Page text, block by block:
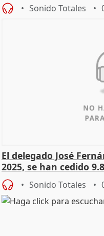
Sonido Totales
El delegado José
2025, se han cedido
Sonido Totales